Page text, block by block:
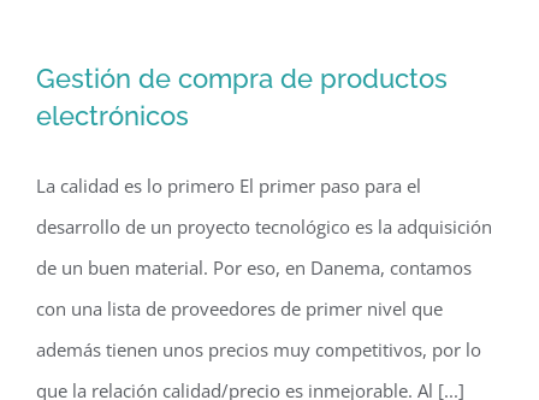
electrónica?
Gestión de compra de productos
electrónicos
La calidad es lo primero El primer paso para el
desarrollo de un proyecto tecnológico es la adquisición
de un buen material. Por eso, en Danema, contamos
con una lista de proveedores de primer nivel que
además tienen unos precios muy competitivos, por lo
que la relación calidad/precio es inmejorable. Al [...]